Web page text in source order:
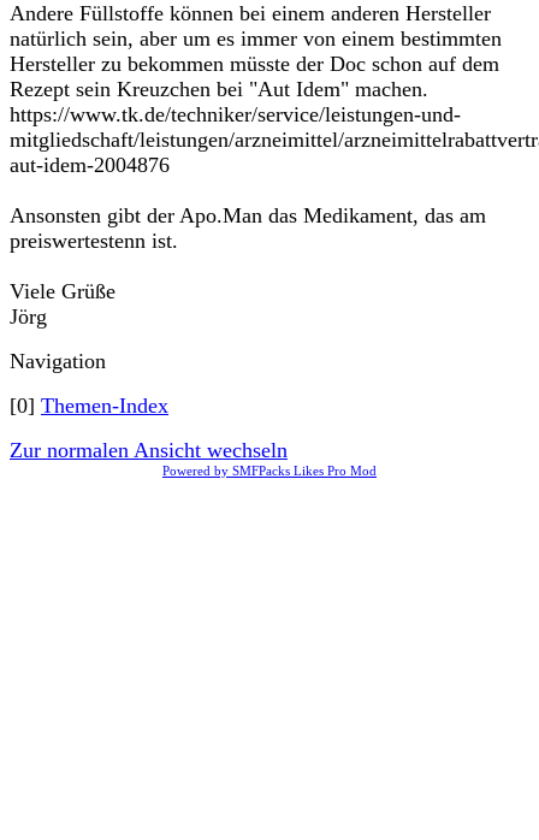
Andere Füllstoffe können bei einem anderen Hersteller
natürlich sein, aber um es immer von einem bestimmten
Hersteller zu bekommen müsste der Doc schon auf dem
Rezept sein Kreuzchen bei "Aut Idem" machen.
https://www.tk.de/techniker/service/leistungen-und-
mitgliedschaft/leistungen/arzneimittel/
aut-idem-2004876
Ansonsten gibt der Apo.Man das Medikament, das am
preiswertestenn ist.
Viele Grüße
Jörg
Navigation
[0] Themen-Index
Zur normalen Ansicht wechseln
Powered by SMFPacks Likes Pro Mod